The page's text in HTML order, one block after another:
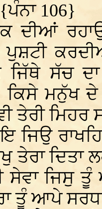
106}
ਦੀਆਂ
ਪੁਸ਼ਟੀ
ਸੱਚ
ਕਿਸੇ ਮਨੁੱਖ
ਤੇਰੀ ਮਿਹਰ
ਜਿਉ
ਤੇਰਾ ਦਿਤਾ
ਸੇਵਾ ਜਿਸੁ
ਤੂੰ ਆਪੇ